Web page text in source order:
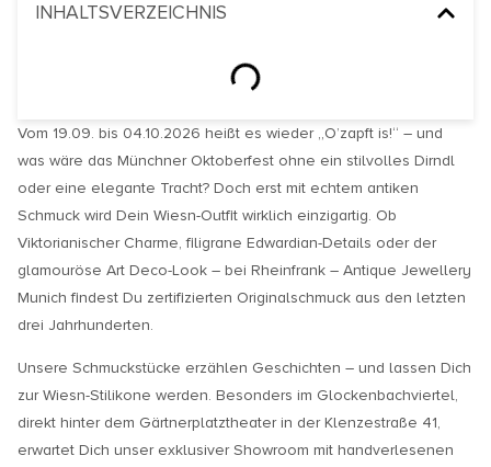
INHALTSVERZEICHNIS
Vom 19.09. bis 04.10.2026 heißt es wieder „O’zapft is!“ – und
was wäre das Münchner Oktoberfest ohne ein stilvolles Dirndl
oder eine elegante Tracht? Doch erst mit echtem antiken
Schmuck wird Dein Wiesn-Outfit wirklich einzigartig. Ob
Viktorianischer Charme, filigrane Edwardian-Details oder der
glamouröse Art Deco-Look – bei Rheinfrank – Antique Jewellery
Munich findest Du zertifizierten Originalschmuck aus den letzten
drei Jahrhunderten.
Unsere Schmuckstücke erzählen Geschichten – und lassen Dich
zur Wiesn-Stilikone werden. Besonders im Glockenbachviertel,
direkt hinter dem Gärtnerplatztheater in der Klenzestraße 41,
erwartet Dich unser exklusiver Showroom mit handverlesenen